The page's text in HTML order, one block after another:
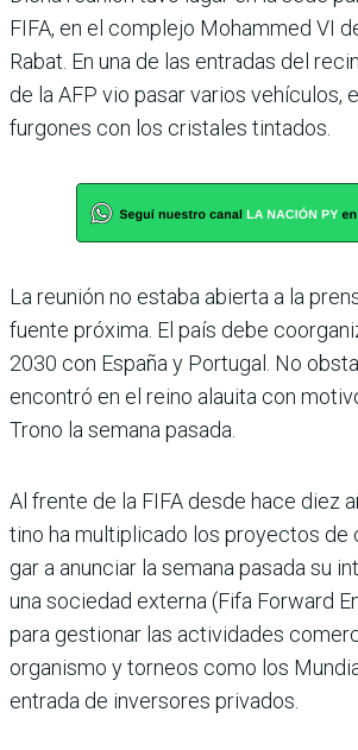
FIFA, en el complejo Mohammed VI
Rabat. En una de las entradas del
de la AFP vio pasar varios vehículos,
furgones con los crista­les tintados.
La reunión no estaba abierta a la
fuente próxima. El país debe
2030 con España y Portugal. No
encon­tró en el reino alauita con
Trono la semana pasada.
Al frente de la FIFA desde hace diez
tino ha multiplicado los pro­yectos de
gar a anunciar la semana pasada su
una sociedad externa (Fifa Forward
para gestionar las actividades
organismo y torneos como los
entrada de inversores privados.